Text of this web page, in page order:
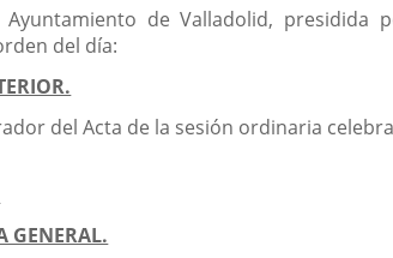
de Valladolid, presidida
del día:
del Acta de la sesión ordinaria
GENERAL.